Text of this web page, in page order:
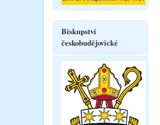
Biskupství
českobudějovické